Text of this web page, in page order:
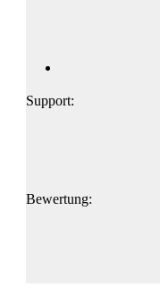
Support:
Bewertung: